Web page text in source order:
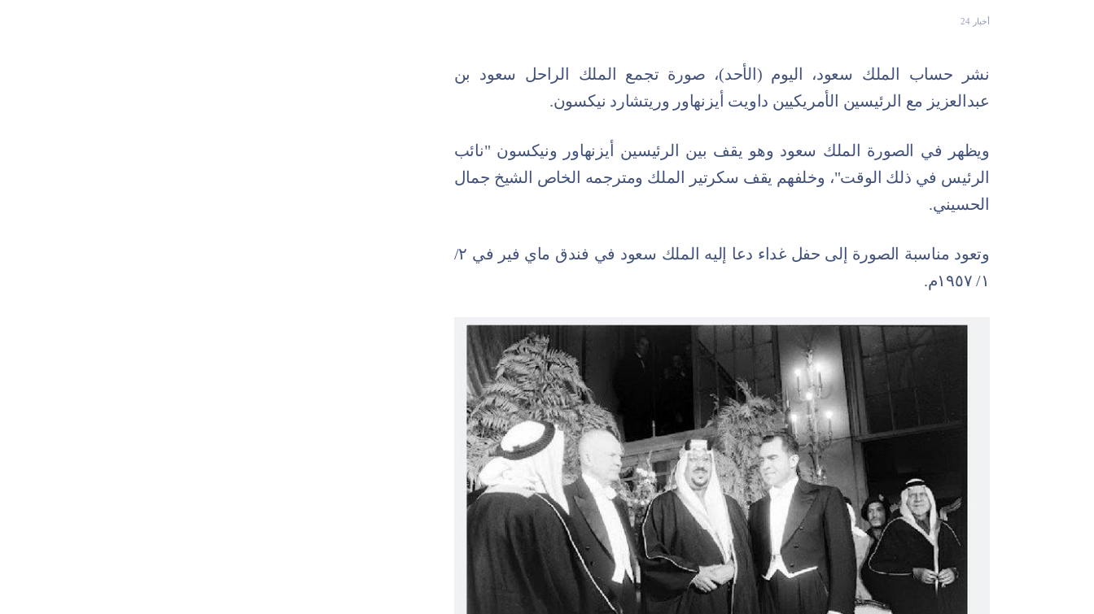
أخبار 24
نشر حساب الملك سعود، اليوم (الأحد)، صورة تجمع الملك الراحل سعود بن
عبدالعزيز مع الرئيسين الأمريكيين داويت أيزنهاور وريتشارد نيكسون.
ويظهر في الصورة الملك سعود وهو يقف بين الرئيسين أيزنهاور ونيكسون "نائب
الرئيس في ذلك الوقت"، وخلفهم يقف سكرتير الملك ومترجمه الخاص الشيخ جمال
الحسيني.
وتعود مناسبة الصورة إلى حفل غداء دعا إليه الملك سعود في فندق ماي فير في ٢/
١/ ١٩٥٧م.